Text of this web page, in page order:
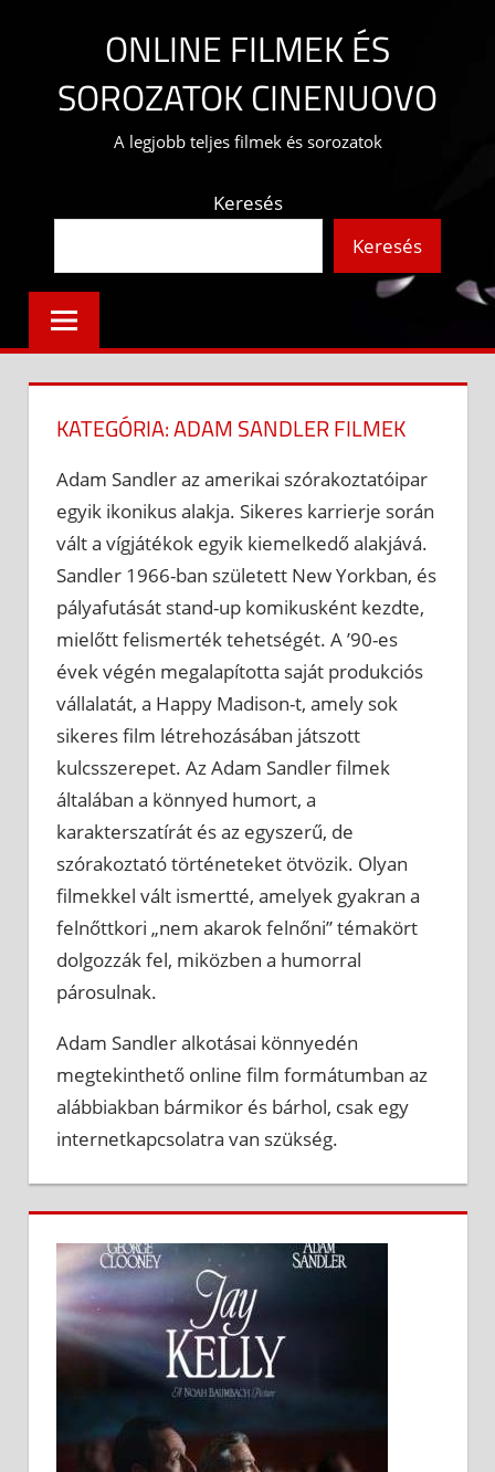
content
ONLINE FILMEK ÉS
SOROZATOK CINENUOVO
A legjobb teljes filmek és sorozatok
Keresés
Keresés
KATEGÓRIA:ADAM SANDLER FILMEK
Adam Sandler az amerikai szórakoztatóipar
egyik ikonikus alakja. Sikeres karrierje során
vált a vígjátékok egyik kiemelkedő alakjává.
Sandler 1966-ban született New Yorkban, és
pályafutását stand-up komikusként kezdte,
mielőtt felismerték tehetségét. A ’90-es
évek végén megalapította saját produkciós
vállalatát, a Happy Madison-t, amely sok
sikeres film létrehozásában játszott
kulcsszerepet. Az Adam Sandler filmek
általában a könnyed humort, a
karakterszatírát és az egyszerű, de
szórakoztató történeteket ötvözik. Olyan
filmekkel vált ismertté, amelyek gyakran a
felnőttkori „nem akarok felnőni” témakört
dolgozzák fel, miközben a humorral
párosulnak.
Adam Sandler alkotásai könnyedén
megtekinthető online film formátumban az
alábbiakban bármikor és bárhol, csak egy
internetkapcsolatra van szükség.